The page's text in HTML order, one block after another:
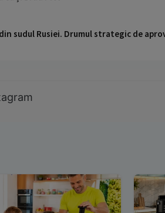
sudul Rusiei. Drumul strategic de